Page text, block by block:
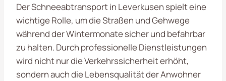
Der Schneeabtransport in Leverkusen spielt eine
wichtige Rolle, um die Straßen und Gehwege
während der Wintermonate sicher und befahrbar
zu halten. Durch professionelle Dienstleistungen
wird nicht nur die Verkehrssicherheit erhöht,
sondern auch die Lebensqualität der Anwohner